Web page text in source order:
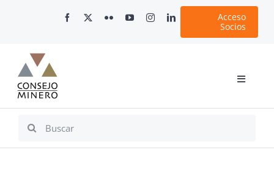
Acceso
Socios
Toggle
Search